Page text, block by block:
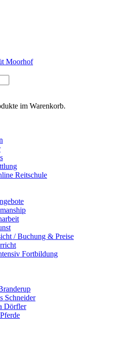
im Warenkorb.
Reitschule
/ Buchung & Preise
Fortbildung
Schneider
Dörfler